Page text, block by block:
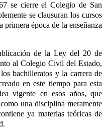
se cierre el Colegio de San
se clausuran los cursos
época de la enseñanza
de la Ley del 20 de
al Colegio Civil del Estado,
bachilleratos y la carrera de
en este tiempo para esta
vigente en esos años, que
una disciplina meramente
ya materias teóricas de